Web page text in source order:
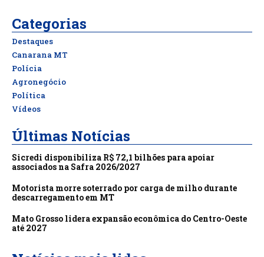
Categorias
Destaques
Canarana MT
Polícia
Agronegócio
Política
Vídeos
Últimas Notícias
Sicredi disponibiliza R$ 72,1 bilhões para apoiar
associados na Safra 2026/2027
Motorista morre soterrado por carga de milho durante
descarregamento em MT
Mato Grosso lidera expansão econômica do Centro-Oeste
até 2027